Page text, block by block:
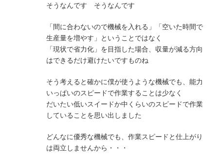
そうなんです そうなんです
「間に合わないので機械を入れる」「空いた時間で
生産量を増やす」ということではなく
「現状で省力化」を目指した場合、収量が減る方向
はできるだけ避けたいですものね
そう考えると確かに僕が使うような機械でも、能力
いっぱいのスピードで作業することは少なく
だいたい低いスイードか中くらいのスピードで作業
していることを思い出しました
どんなに優秀な機械でも、作業スピードと仕上がり
は両立しませんから・・・